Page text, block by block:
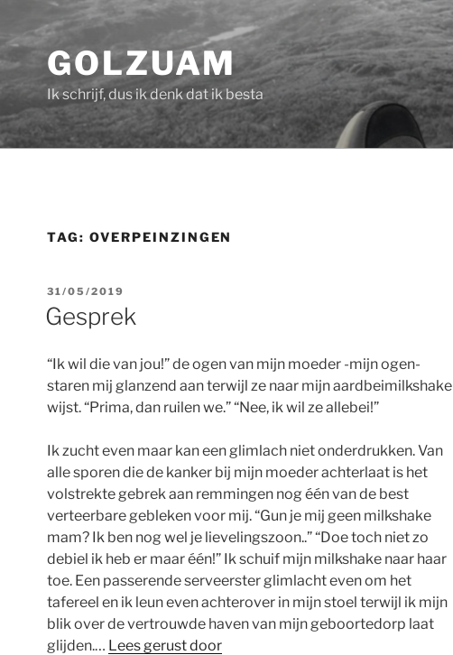
GOLZUAM
Ik schrijf, dus ik denk dat ik besta
TAG:OVERPEINZINGEN
POSTED
ON
31/05/2019
Gesprek
“Ik wil die van jou!” de ogen van mijn moeder -mijn ogen-
staren mij glanzend aan terwijl ze naar mijn aardbeimilkshake
wijst. “Prima, dan ruilen we.” “Nee, ik wil ze allebei!”
Ik zucht even maar kan een glimlach niet onderdrukken. Van
alle sporen die de kanker bij mijn moeder achterlaat is het
volstrekte gebrek aan remmingen nog één van de best
verteerbare gebleken voor mij. “Gun je mij geen milkshake
mam? Ik ben nog wel je lievelingszoon..” “Doe toch niet zo
debiel ik heb er maar één!” Ik schuif mijn milkshake naar haar
toe. Een passerende serveerster glimlacht even om het
tafereel en ik leun even achterover in mijn stoel terwijl ik mijn
blik over de vertrouwde haven van mijn geboortedorp laat
glijden.… Lees gerust door